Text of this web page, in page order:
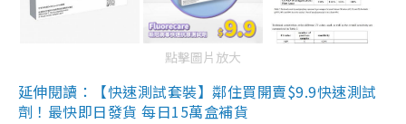
點擊圖片放大
延伸閱讀：【快速測試套裝】鄰住買開賣$9.9快速測試
劑！最快即日發貨 每日15萬盒補貨